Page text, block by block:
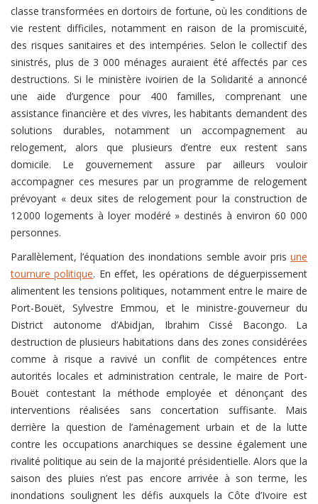
classe transformées en dortoirs de fortune, où les conditions de
vie restent difficiles, notamment en raison de la promiscuité,
des risques sanitaires et des intempéries. Selon le collectif des
sinistrés, plus de 3 000 ménages auraient été affectés par ces
destructions. Si le ministère ivoirien de la Solidarité a annoncé
une aide d’urgence pour 400 familles, comprenant une
assistance financière et des vivres, les habitants demandent des
solutions durables, notamment un accompagnement au
relogement, alors que plusieurs d’entre eux restent sans
domicile. Le gouvernement assure par ailleurs vouloir
accompagner ces mesures par un programme de relogement
prévoyant « deux sites de relogement pour la construction de
12 000 logements à loyer modéré » destinés à environ 60 000
personnes.
Parallèlement, l’équation des inondations semble avoir pris une
tournure politique. En effet, les opérations de déguerpissement
alimentent les tensions politiques, notamment entre le maire de
Port-Bouët, Sylvestre Emmou, et le ministre-gouverneur du
District autonome d’Abidjan, Ibrahim Cissé Bacongo. La
destruction de plusieurs habitations dans des zones considérées
comme à risque a ravivé un conflit de compétences entre
autorités locales et administration centrale, le maire de Port-
Bouët contestant la méthode employée et dénonçant des
interventions réalisées sans concertation suffisante. Mais
derrière la question de l’aménagement urbain et de la lutte
contre les occupations anarchiques se dessine également une
rivalité politique au sein de la majorité présidentielle. Alors que la
saison des pluies n’est pas encore arrivée à son terme, les
inondations soulignent les défis auxquels la Côte d’Ivoire est